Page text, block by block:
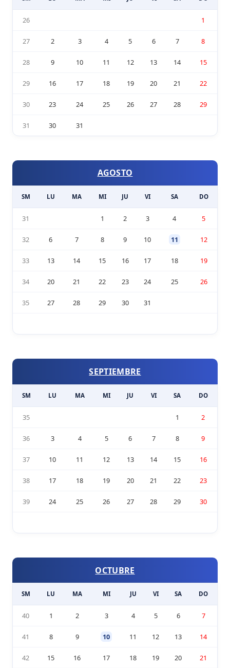
26 1
27 2 3 4 5 6 7 8
28 9 10 11 12 13 14 15
29 16 17 18 19 20 21 22
30 23 24 25 26 27 28 29
31 30 31
AGOSTO
SM LU MA MI JU VI SA DO
31 1 2 3 4 5
32 6 7 8 9 10 11 12
33 13 14 15 16 17 18 19
34 20 21 22 23 24 25 26
35 27 28 29 30 31
SEPTIEMBRE
SM LU MA MI JU VI SA DO
35 1 2
36 3 4 5 6 7 8 9
37 10 11 12 13 14 15 16
38 17 18 19 20 21 22 23
39 24 25 26 27 28 29 30
OCTUBRE
SM LU MA MI JU VI SA DO
40 1 2 3 4 5 6 7
41 8 9 10 11 12 13 14
42 15 16 17 18 19 20 21